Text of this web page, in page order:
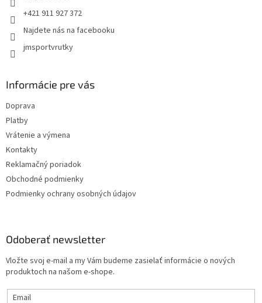
+421 911 927 372
Najdete nás na facebooku
jmsportvrutky
Informácie pre vás
Doprava
Platby
Vrátenie a výmena
Kontakty
Reklamačný poriadok
Obchodné podmienky
Podmienky ochrany osobných údajov
Odoberať newsletter
Vložte svoj e-mail a my Vám budeme zasielať informácie o nových
produktoch na našom e-shope.
Email